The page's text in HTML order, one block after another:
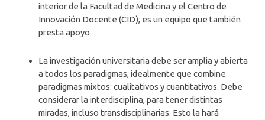
interior de la Facultad de Medicina y el Centro de
Innovación Docente (CID), es un equipo que también
presta apoyo.
La investigación universitaria debe ser amplia y abierta
a todos los paradigmas, idealmente que combine
paradigmas mixtos: cualitativos y cuantitativos. Debe
considerar la interdisciplina, para tener distintas
miradas, incluso transdisciplinarias. Esto la hará